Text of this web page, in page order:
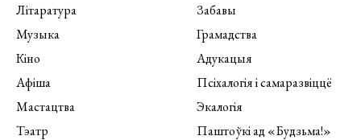
Літаратура
Музыка
Кіно
Афіша
Мастацтва
Тэатр
Забавы
Грамадства
Адукацыя
Псіхалогія і самаразвіццё
Экалогія
Паштоўкі ад «Будзьма!»